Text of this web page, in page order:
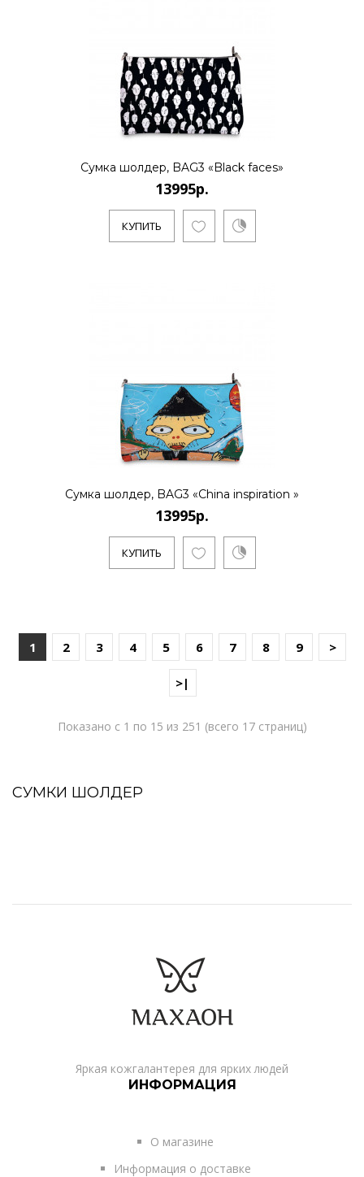
Сумка шолдер, BAG3 «Black faces»
13995р.
КУПИТЬ
Сумка шолдер, BAG3 «China inspiration »
13995р.
КУПИТЬ
1 2 3 4 5 6 7 8 9 >
>|
Показано с 1 по 15 из 251 (всего 17 страниц)
СУМКИ ШОЛДЕР
Яркая кожгалантерея для ярких людей
ИНФОРМАЦИЯ
О магазине
Информация о доставке